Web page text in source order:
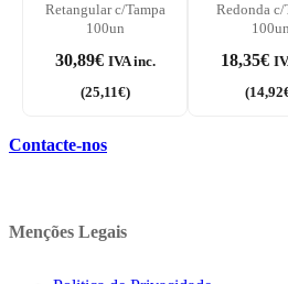
Retangular c/Tampa
100un
30,89€ IVA inc.
(25,11€)
Redonda c/
100un
18,35€
(14,92
Contacte-nos
Menções Legais